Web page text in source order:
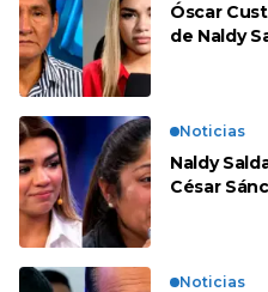
Óscar
de Naldy
Noticias
Naldy
César
Noticias